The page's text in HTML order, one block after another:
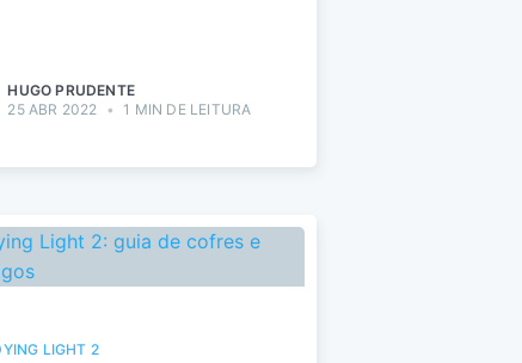
HUGO PRUDENTE
25 ABR 2022
• 1 MIN DE LEITURA
LIGHT 2